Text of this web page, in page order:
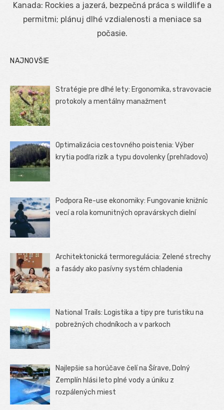
Kanada: Rockies a jazerá, bezpečná práca s wildlife a
permitmi; plánuj dlhé vzdialenosti a meniace sa
počasie.
NAJNOVŠIE
Stratégie pre dlhé lety: Ergonomika, stravovacie
protokoly a mentálny manažment
Optimalizácia cestovného poistenia: Výber
krytia podľa rizík a typu dovolenky (prehľadovo)
Podpora Re-use ekonomiky: Fungovanie knižníc
vecí a rola komunitných opravárskych dielní
Architektonická termoregulácia: Zelené strechy
a fasády ako pasívny systém chladenia
National Trails: Logistika a tipy pre turistiku na
pobrežných chodníkoch a v parkoch
Najlepšie sa horúčave čelí na Šírave, Dolný
Zemplín hlási leto plné vody a úniku z
rozpálených miest